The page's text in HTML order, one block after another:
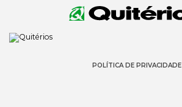
POLÍTICA DE PRIVACIDADE